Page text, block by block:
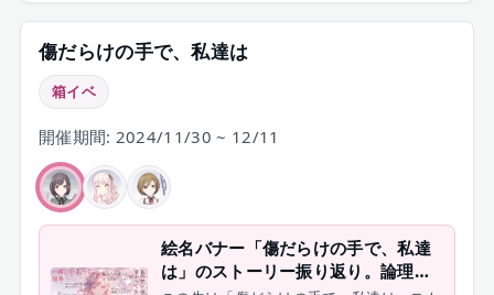
傷だらけの手で、私達は
箱イベ
開催期間: 2024/11/30 ~ 12/11
絵名バナー「傷だらけの手で、私達
は」のストーリー振り返り。論理に